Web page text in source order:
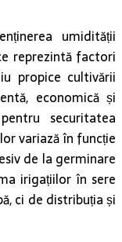
umidității
reprezintă factori
propice cultivării
economică și
securitatea
variază în funcție
de la germinare
irigațiilor în sere
ci de distribuția și